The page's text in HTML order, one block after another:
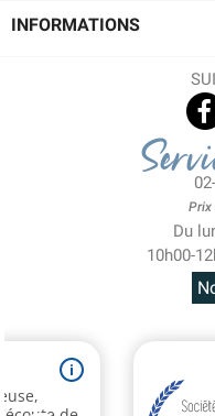
INFORMATIONS
Prix
Du
10h00-